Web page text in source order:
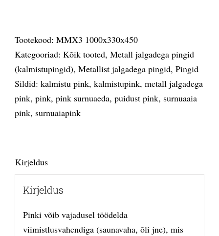
Tootekood: MMX3 1000x330x450
Kategooriad: Kõik tooted, Metall jalgadega pingid
(kalmistupingid), Metallist jalgadega pingid, Pingid
Sildid: kalmistu pink, kalmistupink, metall jalgadega
pink, pink, pink surnuaeda, puidust pink, surnuaaia
pink, surnuaiapink
Kirjeldus
Kirjeldus
Pinki võib vajadusel töödelda
viimistlusvahendiga (saunavaha, õli jne), mis